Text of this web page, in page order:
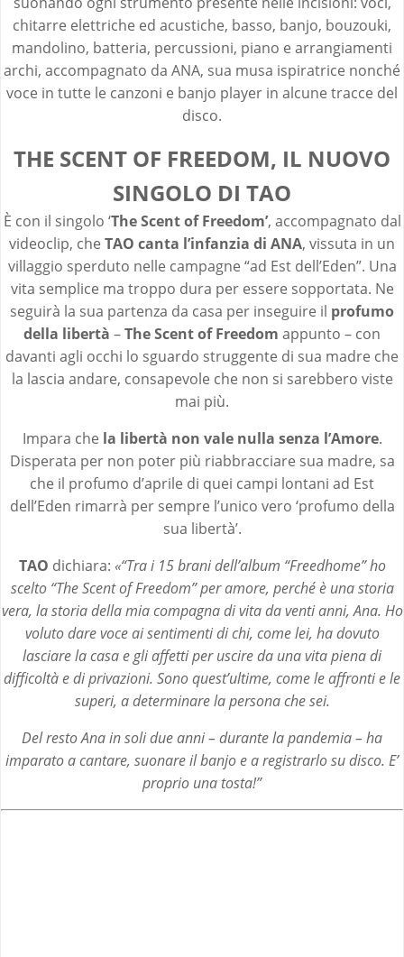
chitarre elettriche ed acustiche, basso, banjo, bouzouki,
mandolino, batteria, percussioni, piano e arrangiamenti
archi, accompagnato da ANA, sua musa ispiratrice nonché
voce in tutte le canzoni e banjo player in alcune tracce del
disco.
THE SCENT OF FREEDOM, IL NUOVO
SINGOLO DI TAO
È con il singolo ‘The Scent of Freedom’, accompagnato dal
videoclip, che TAO canta l’infanzia di ANA, vissuta in un
villaggio sperduto nelle campagne “ad Est dell’Eden”. Una
vita semplice ma troppo dura per essere sopportata. Ne
seguirà la sua partenza da casa per inseguire il profumo
della libertà –The Scent of Freedom appunto – con
davanti agli occhi lo sguardo struggente di sua madre che
la lascia andare, consapevole che non si sarebbero viste
mai più.
Impara che la libertà non vale nulla senza l’Amore.
Disperata per non poter più riabbracciare sua madre, sa
che il profumo d’aprile di quei campi lontani ad Est
dell’Eden rimarrà per sempre l’unico vero ‘profumo della
sua libertà’.
TAO dichiara: «“Tra i 15 brani dell’album “Freedhome” ho
scelto “The Scent of Freedom” per amore, perché è una storia
vera, la storia della mia compagna di vita da venti anni, Ana. Ho
voluto dare voce ai sentimenti di chi, come lei, ha dovuto
lasciare la casa e gli affetti per uscire da una vita piena di
difficoltà e di privazioni. Sono quest’ultime, come le affronti e le
superi, a determinare la persona che sei.
Del resto Ana in soli due anni – durante la pandemia – ha
imparato a cantare, suonare il banjo e a registrarlo su disco. E’
proprio una tosta!”